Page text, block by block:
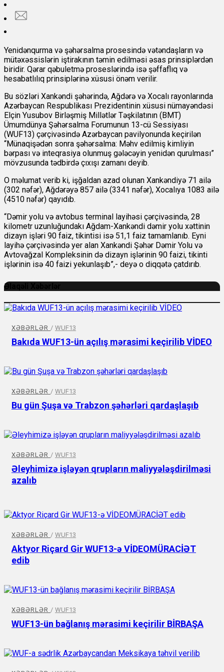
Yenidənqurma və şəhərsalma prosesində vətəndaşların və
mütəxəssislərin iştirakının təmin edilməsi əsas prinsiplərdən
biridir. Qərar qəbuletmə proseslərində isə şəffaflıq və
hesabatlılıq prinsiplərinə xüsusi önəm verilir.
Bu sözləri Xankəndi şəhərində, Ağdərə və Xocalı rayonlarında
Azərbaycan Respublikası Prezidentinin xüsusi nümayəndəsi
Elçin Yusubov Birləşmiş Millətlər Təşkilatının (BMT)
Ümumdünya Şəhərsalma Forumunun 13-cü Sessiyası
(WUF13) çərçivəsində Azərbaycan pavilyonunda keçirilən
“Münaqişədən sonra şəhərsalma: Məhv edilmiş kimliyin
bərpası və inteqrasiya olunmuş gələcəyin yenidən qurulması”
mövzusunda tədbirdə çıxışı zamanı deyib.
O məlumat verib ki, işğaldan azad olunan Xankəndiyə 71 ailə
(302 nəfər), Ağdərəyə 857 ailə (3341 nəfər), Xocalıya 1083 ailə
(4510 nəfər) qayıdıb.
“Dəmir yolu və avtobus terminal layihəsi çərçivəsində, 28
kilometr uzunluğundakı Ağdam-Xankəndi dəmir yolu xəttinin
dizayn işləri 90 faiz, tikintisi isə 51,1 faiz tamamlanıb. Eyni
layihə çərçivəsində yer alan Xankəndi Şəhər Dəmir Yolu və
Avtovağzal Kompleksinin də dizayn işlərinin 90 faizi, tikinti
işlərinin isə 40 faizi yekunlaşıb”,- deyə o diqqətə çatdırıb.
Əlaqəli Xəbərlər
XƏBƏRLƏR / WUF13
Bakıda WUF13-ün açılış mərasimi keçirilib VİDEO
XƏBƏRLƏR / WUF13
Bu gün Şuşa və Trabzon şəhərləri qardaşlaşıb
XƏBƏRLƏR / WUF13
Əleyhimizə işləyən qrupların maliyyələşdirilməsi
azalıb
XƏBƏRLƏR / WUF13
Aktyor Riçard Gir WUF13-ə VİDEOMÜRACİƏT
edib
XƏBƏRLƏR / WUF13
WUF13-ün bağlanış mərasimi keçirilir BİRBAŞA